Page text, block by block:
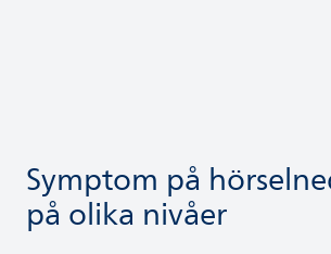
Symptom på
på olika nivåer